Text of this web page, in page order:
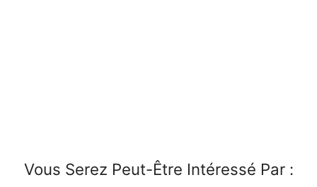
Vous Serez Peut-Être Intéressé Par :